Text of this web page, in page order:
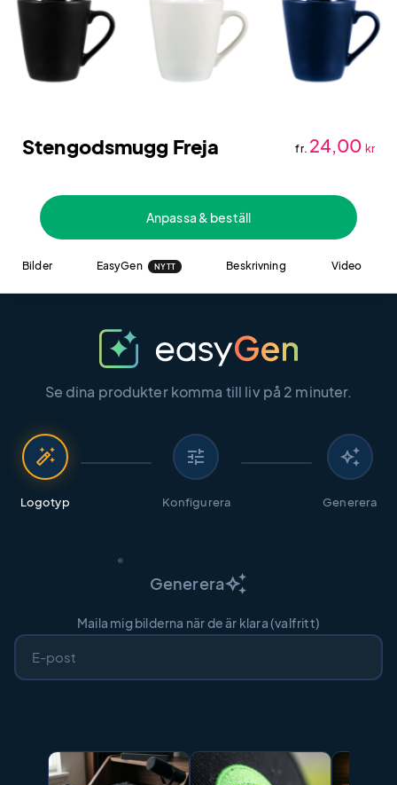
Stengodsmugg Freja fr. 24,00 kr
Anpassa & beställ
Bilder EasyGen NYTT Beskrivning Video
Se dina produkter komma till liv på 2 minuter.
auto_fix_high
Logotyp
tune
Konfigurera
auto_awesome
Generera
Genereraauto_awesome
Maila mig bilderna när de är klara (valfritt)